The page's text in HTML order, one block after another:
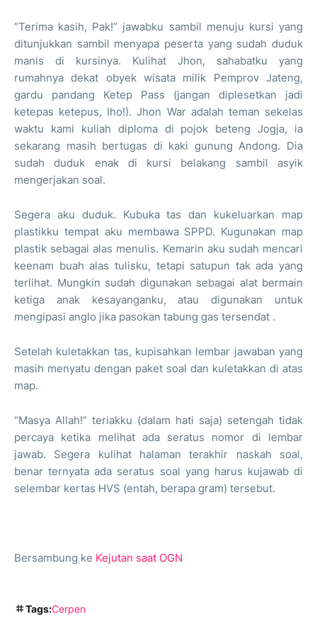
“Terima kasih, Pak!” jawabku sambil menuju kursi yang
ditunjukkan sambil menyapa peserta yang sudah duduk
manis di kursinya. Kulihat Jhon, sahabatku yang
rumahnya dekat obyek wisata milik Pemprov Jateng,
gardu pandang Ketep Pass (jangan diplesetkan jadi
ketepas ketepus, lho!). Jhon War adalah teman sekelas
waktu kami kuliah diploma di pojok beteng Jogja, ia
sekarang masih bertugas di kaki gunung Andong. Dia
sudah duduk enak di kursi belakang sambil asyik
mengerjakan soal.
Segera aku duduk. Kubuka tas dan kukeluarkan map
plastikku tempat aku membawa SPPD. Kugunakan map
plastik sebagai alas menulis. Kemarin aku sudah mencari
keenam buah alas tulisku, tetapi satupun tak ada yang
terlihat. Mungkin sudah digunakan sebagai alat bermain
ketiga anak kesayanganku, atau digunakan untuk
mengipasi anglo jika pasokan tabung gas tersendat .
Setelah kuletakkan tas, kupisahkan lembar jawaban yang
masih menyatu dengan paket soal dan kuletakkan di atas
map.
“Masya Allah!” teriakku (dalam hati saja) setengah tidak
percaya ketika melihat ada seratus nomor di lembar
jawab. Segera kulihat halaman terakhir naskah soal,
benar ternyata ada seratus soal yang harus kujawab di
selembar kertas HVS (entah, berapa gram) tersebut.
Bersambung ke Kejutan saat OGN
Tags:Cerpen